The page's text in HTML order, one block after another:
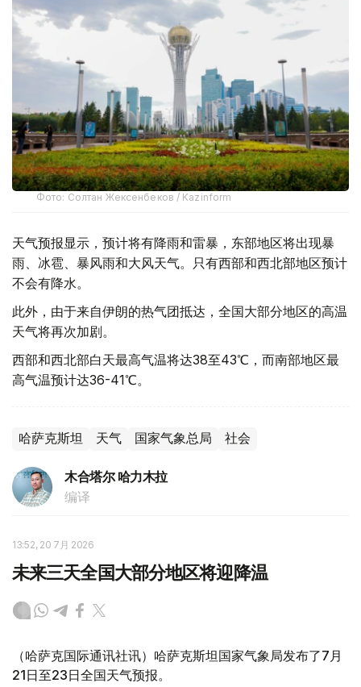
Фото: Солтан Жексенбеков / Kazinform
天气预报显示，预计将有降雨和雷暴，东部地区将出现暴
雨、冰雹、暴风雨和大风天气。只有西部和西北部地区预计
不会有降水。
此外，由于来自伊朗的热气团抵达，全国大部分地区的高温
天气将再次加剧。
西部和西北部白天最高气温将达38至43℃，而南部地区最
高气温预计达36-41℃。
哈萨克斯坦 天气 国家气象总局 社会
木合塔尔 哈力木拉
编译
13:52, 20 7月 2026
未来三天全国大部分地区将迎降温
（哈萨克国际通讯社讯）哈萨克斯坦国家气象局发布了7月
21日至23日全国天气预报。